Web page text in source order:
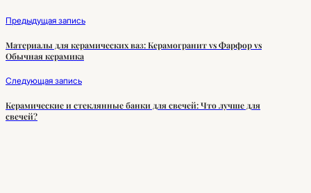
Предыдущая запись
Материалы для керамических ваз: Керамогранит vs Фарфор vs
Обычная керамика
Следующая запись
Керамические и стеклянные банки для свечей: Что лучше для
свечей?